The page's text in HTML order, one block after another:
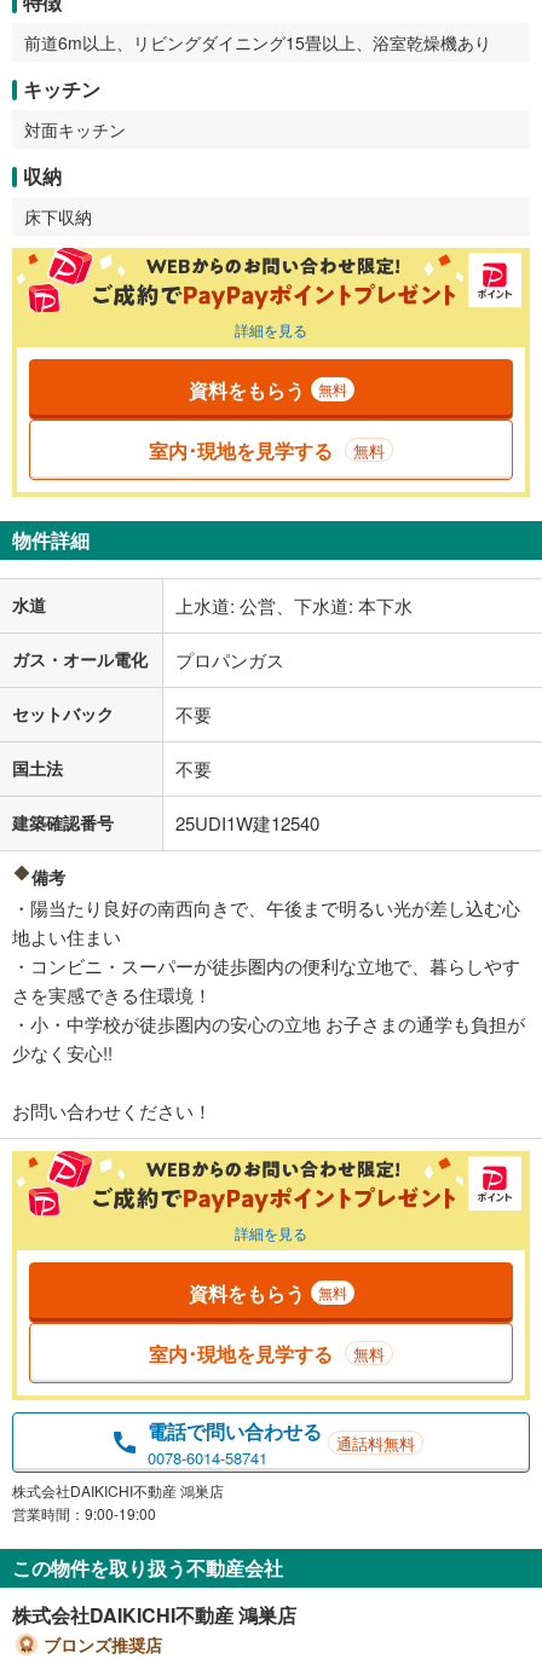
前道6m以上、リビングダイニング15畳以上、浴室乾燥機あり
キッチン
対面キッチン
収納
床下収納
詳細を見る
資料をもらう 無料
室内･現地を見学する 無料
物件詳細
水道 上水道: 公営、下水道: 本下水
ガス・オール電化 プロパンガス
セットバック 不要
国土法 不要
建築確認番号 25UDI1W建12540
備考
・陽当たり良好の南西向きで、午後まで明るい光が差し込む心
地よい住まい
・コンビニ・スーパーが徒歩圏内の便利な立地で、暮らしやす
さを実感できる住環境！
・小・中学校が徒歩圏内の安心の立地 お子さまの通学も負担が
少なく安心!!
お問い合わせください！
詳細を見る
資料をもらう 無料
室内･現地を見学する 無料
電話で問い合わせる
0078-6014-58741
通話料無料
株式会社DAIKICHI不動産 鴻巣店
営業時間：9:00-19:00
この物件を取り扱う不動産会社
株式会社DAIKICHI不動産 鴻巣店
ブロンズ推奨店